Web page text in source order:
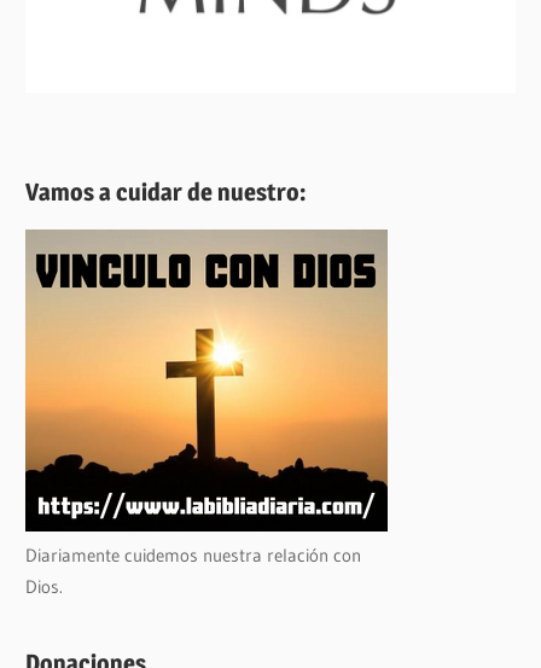
Vamos a cuidar de nuestro:
Diariamente cuidemos nuestra relación con
Dios.